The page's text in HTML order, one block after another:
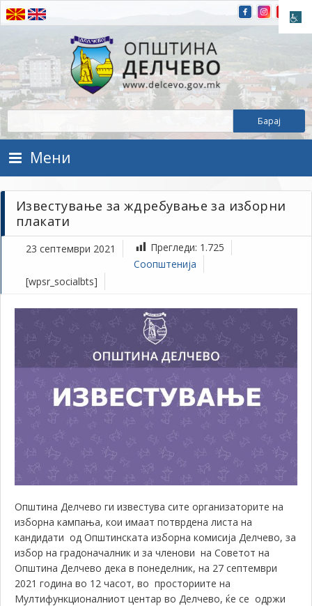
Прескокнете на содржината
Општина Делчево
Општина Делчево
Мени
Известување за ждребување за изборни
плакати
23 септември 2021 Прегледи: 1.725
Соопштенија
[wpsr_socialbts]
Општина Делчево ги известува сите организаторите на
изборна кампања, кои имаат потврдена листа на
кандидати од Општинската изборна комисија Делчево, за
избор на градоначалник и за членови на Советот на
Општина Делчево дека в понеделник, на 27 септември
2021 година во 12 часот, во просториите на
Мултифункционалниот центар во Делчево, ќе се одржи